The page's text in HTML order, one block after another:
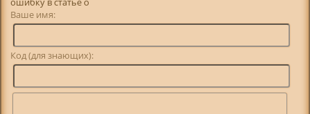
Ваше имя:
Код (для знающих):